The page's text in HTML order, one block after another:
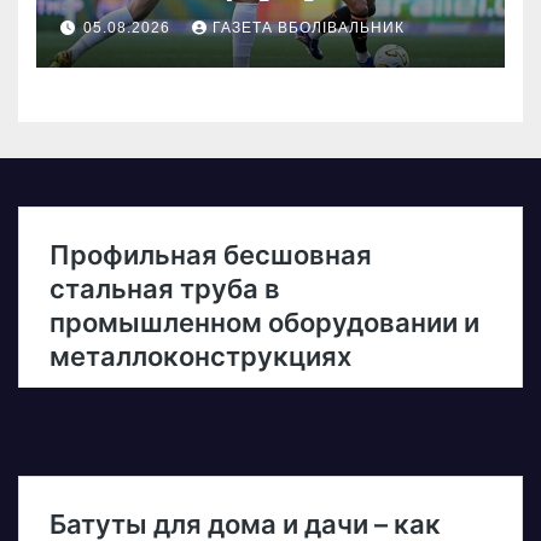
05.08.2026 ГАЗЕТА ВБОЛІВАЛЬНИК